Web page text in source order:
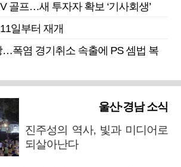
골프…새 투자자 확보 ‘기사회생’
일부터 재개
…폭염 경기취소 속출에 PS 셈법 복
울산·경남 소식
진주성의 역사, 빛과 미디어로
되살아난다